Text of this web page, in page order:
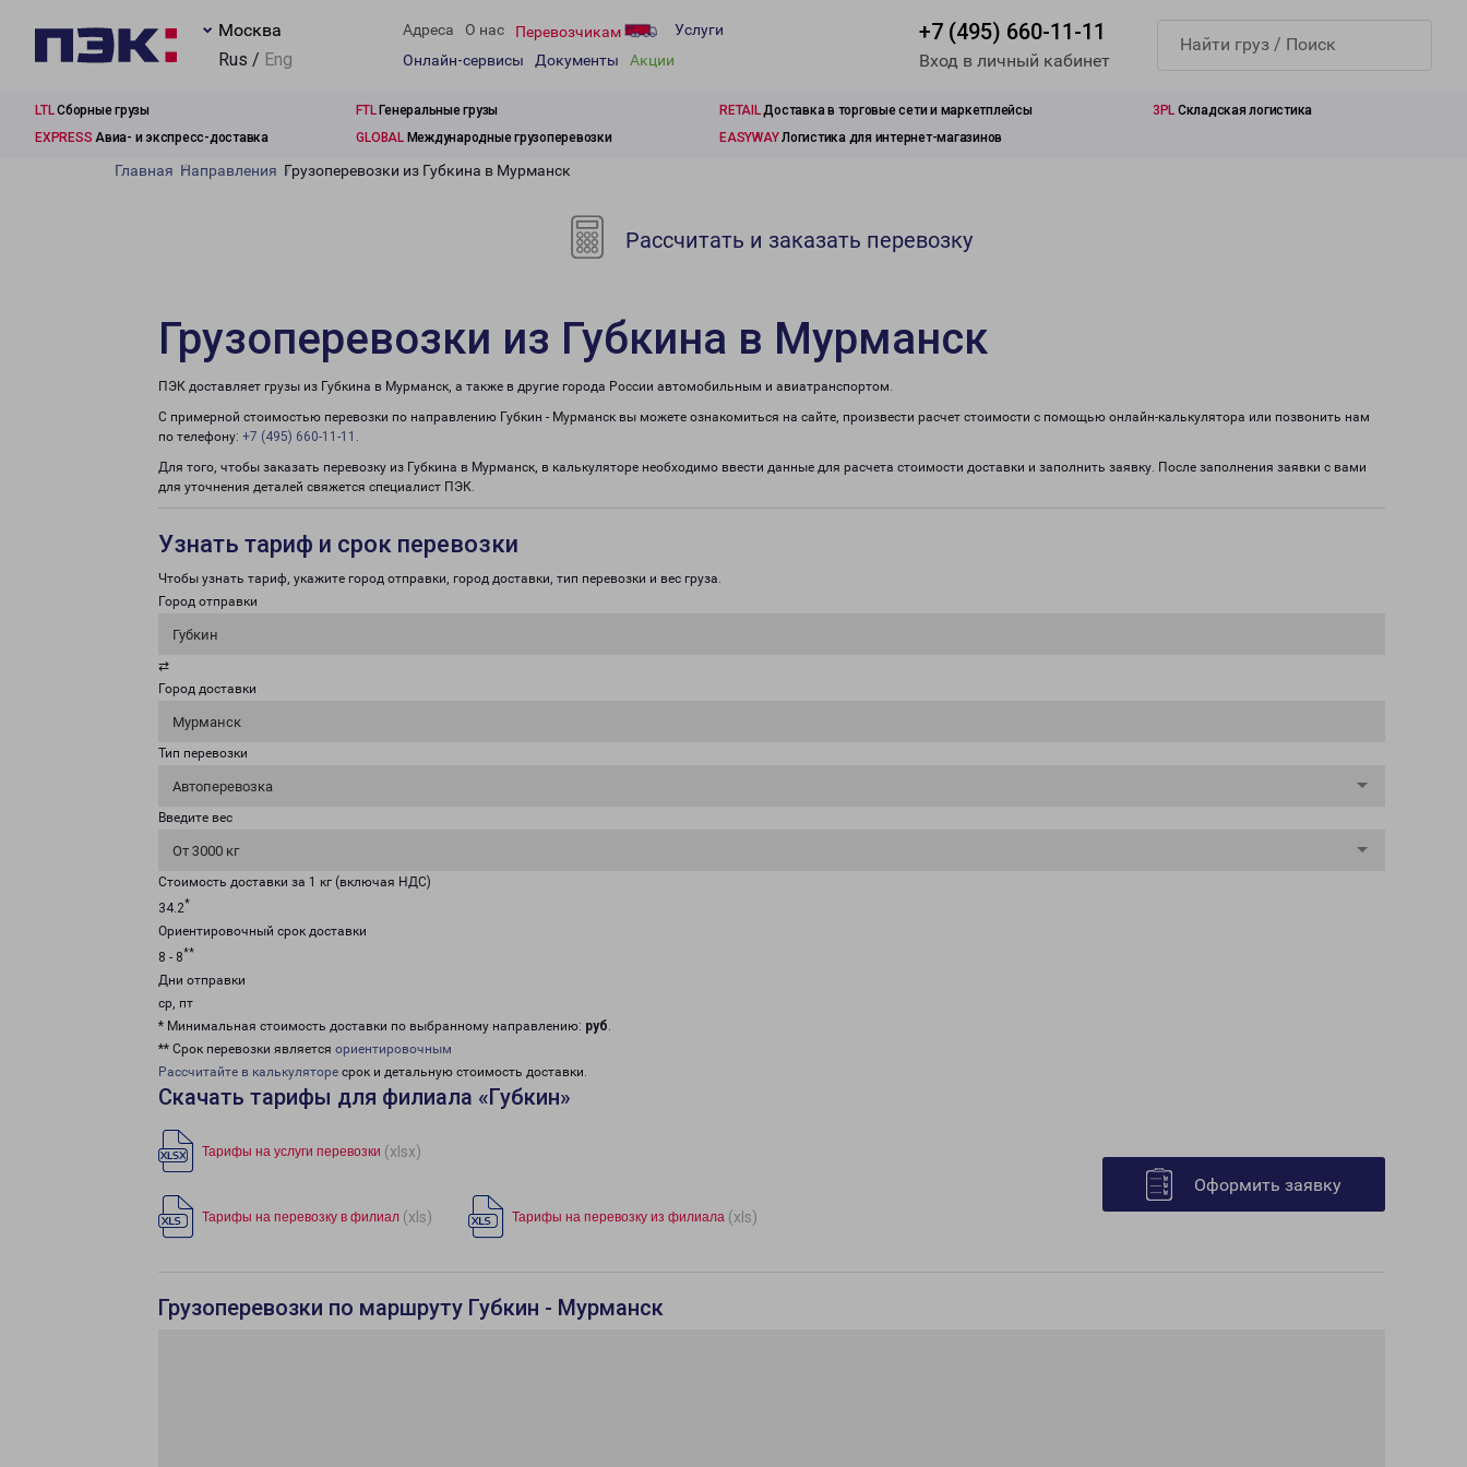
Москва
Rus / Eng
Адреса О нас Перевозчикам
Услуги
Онлайн-сервисы
Документы Акции
+7 (495) 660-11-11
Вход в личный кабинет
LTLСборные грузы FTLГенеральные грузы RETAILДоставка в торговые сети и маркетплейсы 3PL Складская логистика
EXPRESS Авиа- и экспресс-доставка GLOBALМеждународные грузоперевозки EASYWAYЛогистика для интернет-магазинов
Главная Направления Грузоперевозки из Губкина в Мурманск
Рассчитать и заказать перевозку
Грузоперевозки из Губкина в Мурманск
ПЭК доставляет грузы из Губкина в Мурманск, а также в другие города России автомобильным и авиатранспортом.
С примерной стоимостью перевозки по направлению Губкин - Мурманск вы можете ознакомиться на сайте, произвести расчет стоимости с помощью онлайн-калькулятора или позвонить нам
по телефону: +7 (495) 660-11-11 .
Для того, чтобы заказать перевозку из Губкина в Мурманск, в калькуляторе необходимо ввести данные для расчета стоимости доставки и заполнить заявку. После заполнения заявки с вами
для уточнения деталей свяжется специалист ПЭК.
Узнать тариф и срок перевозки
Чтобы узнать тариф, укажите город отправки, город доставки, тип перевозки и вес груза.
Город отправки
Губкин
⇄
Город доставки
Мурманск
Тип перевозки
Автоперевозка
Введите вес
От 3000 кг
Стоимость доставки за 1 кг (включая НДС)
34.2*
Ориентировочный срок доставки
8 - 8**
Дни отправки
ср, пт
* Минимальная стоимость доставки по выбранному направлению: руб.
** Срок перевозки является ориентировочным
Рассчитайте в калькуляторе срок и детальную стоимость доставки.
Скачать тарифы для филиала «Губкин»
Тарифы на услуги перевозки (xlsx)
Тарифы на перевозку в филиал (xls) Тарифы на перевозку из филиала (xls)
Оформить заявку
Грузоперевозки по маршруту Губкин - Мурманск